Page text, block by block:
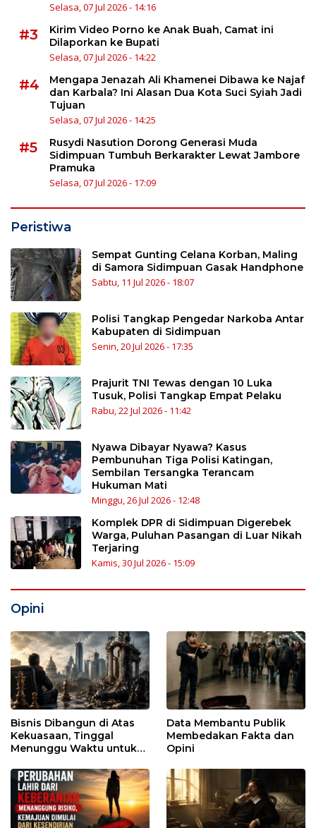
Selasa, 07 Jul 2026 - 14:16
#3
Kirim Video Porno ke Anak Buah, Camat ini
Dilaporkan ke Bupati
Selasa, 07 Jul 2026 - 14:22
#4
Mengapa Jenazah Ali Khamenei Dibawa ke Najaf
dan Karbala? Ini Alasan Dua Kota Suci Syiah Jadi
Tujuan
Selasa, 07 Jul 2026 - 14:25
#5
Rusydi Nasution Dorong Generasi Muda
Sidimpuan Tumbuh Berkarakter Lewat Jambore
Pramuka
Selasa, 07 Jul 2026 - 17:09
Peristiwa
Sempat Gunting Celana Korban, Maling
di Samora Sidimpuan Gasak Handphone
Sabtu, 11 Jul 2026 - 18:07
Polisi Tangkap Pengedar Narkoba Antar
Kabupaten di Sidimpuan
Senin, 20 Jul 2026 - 17:35
Prajurit TNI Tewas dengan 10 Luka
Tusuk, Polisi Tangkap Empat Pelaku
Rabu, 22 Jul 2026 - 11:42
Nyawa Dibayar Nyawa? Kasus
Pembunuhan Tiga Polisi Katingan,
Sembilan Tersangka Terancam
Hukuman Mati
Minggu, 26 Jul 2026 - 12:48
Komplek DPR di Sidimpuan Digerebek
Warga, Puluhan Pasangan di Luar Nikah
Terjaring
Kamis, 30 Jul 2026 - 15:09
Opini
Bisnis Dibangun di Atas
Kekuasaan, Tinggal
Menunggu Waktu untuk
Data Membantu Publik
Membedakan Fakta dan
Opini